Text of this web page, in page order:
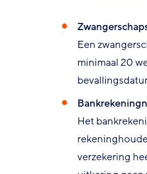
Een
minimaal 20
Het
verzekering